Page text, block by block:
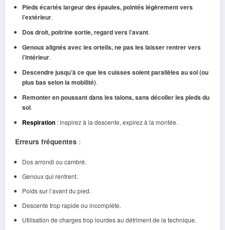
Pieds écartés largeur des épaules, pointés légèrement vers
l’extérieur.
Dos droit, poitrine sortie, regard vers l’avant.
Genoux alignés avec les orteils, ne pas les laisser rentrer vers
l’intérieur.
Descendre jusqu’à ce que les cuisses soient parallèles au sol (ou
plus bas selon la mobilité).
Remonter en poussant dans les talons, sans décoller les pieds du
sol.
Respiration: inspirez à la descente, expirez à la montée.
Erreurs fréquentes :
Dos arrondi ou cambré.
Genoux qui rentrent.
Poids sur l’avant du pied.
Descente trop rapide ou incomplète.
Utilisation de charges trop lourdes au détriment de la technique.